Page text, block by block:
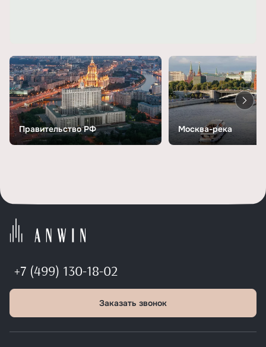
Правительство РФ Москва-река
+7 (499) 130-18-02
Заказать звонок